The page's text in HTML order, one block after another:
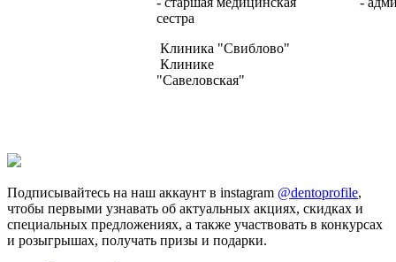
сестра
Клиника "Свиблово"
Клинике
"Савеловская"
Подписывайтесь на наш аккаунт в instagram @dentoprofile,
чтобы первыми узнавать об актуальных акциях, скидках и
специальных предложениях, а также участвовать в конкурсах
и розыгрышах, получать призы и подарки.